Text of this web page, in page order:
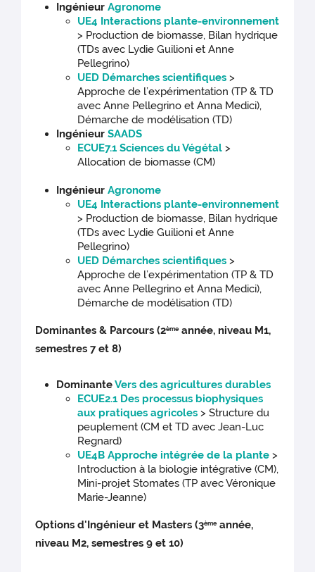
IngénieurAgronome
UE4 Interactions plante-environnement
> Production de biomasse, Bilan hydrique
(TDs avec Lydie Guilioni et Anne
Pellegrino)
UED Démarches scientifiques >
Approche de l’expérimentation (TP & TD
avec Anne Pellegrino et Anna Medici),
Démarche de modélisation (TD)
IngénieurSAADS
ECUE7.1 Sciences du Végétal >
Allocation de biomasse (CM)
IngénieurAgronome
UE4 Interactions plante-environnement
> Production de biomasse, Bilan hydrique
(TDs avec Lydie Guilioni et Anne
Pellegrino)
UED Démarches scientifiques >
Approche de l’expérimentation (TP & TD
avec Anne Pellegrino et Anna Medici),
Démarche de modélisation (TD)
Dominantes & Parcours (2èmeannée, niveau M1,
semestres 7 et 8)
DominanteVers des agricultures durables
ECUE2.1 Des processus biophysiques
aux pratiques agricoles > Structure du
peuplement (CM et TD avec Jean-Luc
Regnard)
UE4B Approche intégrée de la plante >
Introduction à la biologie intégrative (CM),
Mini-projet Stomates (TP avec Véronique
Marie-Jeanne)
Options d'Ingénieur et Masters (3èmeannée,
niveau M2, semestres 9 et 10)